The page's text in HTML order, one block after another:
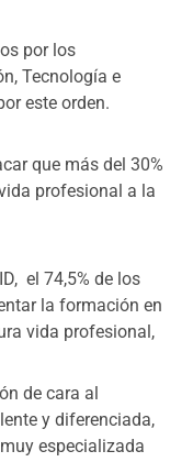
por los
Tecnología e
este orden.
que más del 30%
profesional a la
el 74,5% de los
la formación en
vida profesional,
de cara al
y diferenciada,
especializada